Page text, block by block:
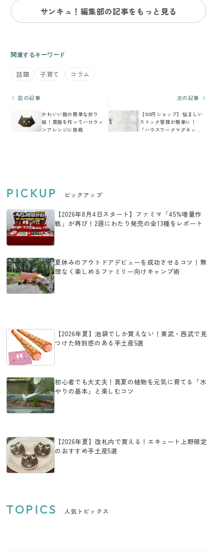
サンキュ！編集部の記事をもっと見る
関連するキーワード
話題 子育て コラム
前の記事
かわいい猫の簡単な折り
紙！黒猫を作ってハロウィ
ンアレンジに挑戦
次の記事
【100円ショップ】悩ましい
ストック管理が簡単に！
「ハウスワークマグネッ
PICKUP ピックアップ
【2026年8月4日スタート】ファミマ「45%増量作
戦」が再び！2週にわたり発売の全13種をレポート
夏休みのアウトドアデビューを成功させるコツ！無
理なく楽しめるファミリー向けキャンプ術
【2026年夏】池袋でしか買えない！東武・西武で見
つけた特別感のある手土産5選
初心者でも大丈夫！真夏の植物を元気に育てる「水
やりの基本」と楽しむコツ
【2026年夏】改札内で買える！エキュート上野限定
のおすすめ手土産5選
TOPICS 人気トピックス